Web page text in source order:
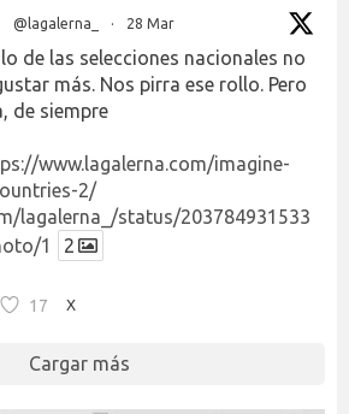
@lagalerna_ · 28 Mar
de las selecciones nacionales no
más. Nos pirra ese rollo. Pero
de siempre
www.lagalerna.com/imagine-
2/
lagalerna_/status/203784931533
1
2
17 X
Cargar más